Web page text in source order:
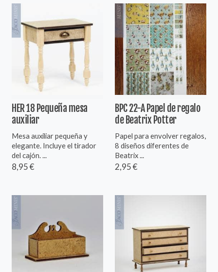
HER 18 Pequeña mesa
auxiliar
Mesa auxiliar pequeña y
elegante. Incluye el tirador
del cajón. ...
8,95 €
BPC 22-A Papel de regalo
de Beatrix Potter
Papel para envolver regalos,
8 diseños diferentes de
Beatrix ...
2,95 €